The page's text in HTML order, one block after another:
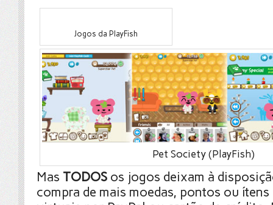
Jogos da PlayFish
Pet Society (PlayFish)
Mas TODOS os jogos deixam à
compra de mais moedas, pontos ou